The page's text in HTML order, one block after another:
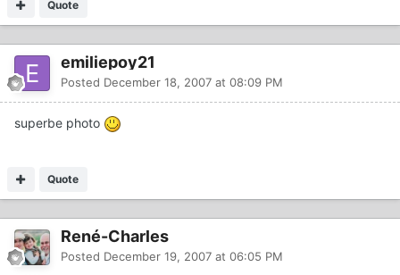
Quote
emiliepoy21
Posted December 18, 2007 at 08:09 PM
superbe photo
Quote
René-Charles
Posted December 19, 2007 at 06:05 PM